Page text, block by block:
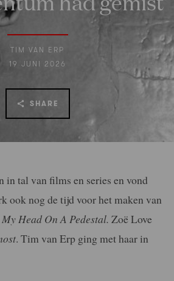
TIM VAN ERP
19 JUNI 2026
SHARE
in tal van films en series en vond
ook nog de tijd voor het maken van
Head On A Pedestal. Zoë Love
. Tim van Erp ging met haar in